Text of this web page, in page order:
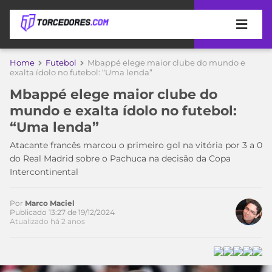
APOSTAS
DE
APOSTA
MELHORES
SITES
DE
APOSTAS
2026
COPA
DO
MUNDO
TIMES
MEU
TIME
CAMPEONATOS
Home Futebol
Mbappé elege maior clube do mundo e
exalta ídolo no futebol: “Uma lenda”
Mbappé elege maior clube do
mundo e exalta ídolo no futebol:
“Uma lenda”
Atacante francês marcou o primeiro gol na vitória por 3 a 0
do Real Madrid sobre o Pachuca na decisão da Copa
Intercontinental
Por Marco Maciel
Publicado 13:27 de 19/12/2024
Atualizado há 2 anos